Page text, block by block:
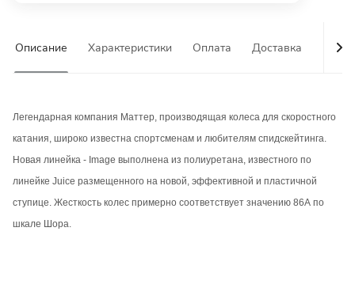
Описание Характеристики Оплата Доставка
Легендарная компания Маттер, производящая колеса для скоростного
катания, широко известна спортсменам и любителям спидскейтинга.
Новая линейка - Image выполнена из полиуретана, известного по
линейке Juice размещенного на новой, эффективной и пластичной
ступице. Жесткость колес примерно соответствует значению 86А по
шкале Шора.